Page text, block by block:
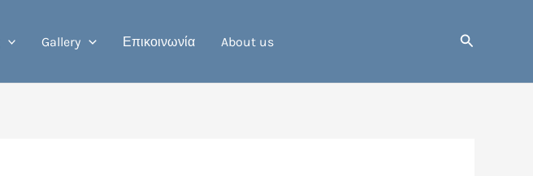
Gallery Επικοινωνία About us Αναζήτηση